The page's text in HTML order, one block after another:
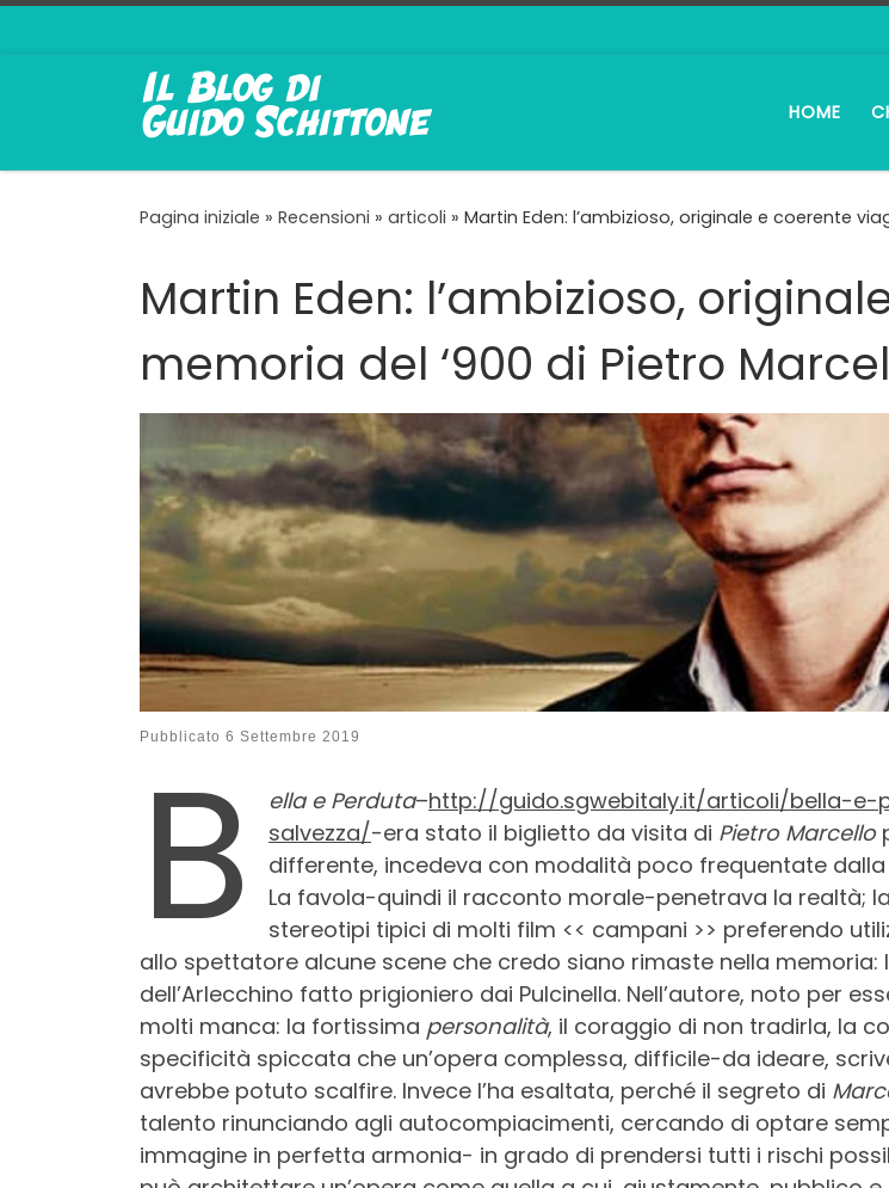
HOME
Pagina iniziale » Recensioni » articoli » Martin Eden: l’ambizioso, originale e coerente
Martin Eden: l’ambizioso,
memoria del ‘900 di Pietro
Pubblicato 6 Settembre 2019
B ella e Perduta–http://guido.sgwebitaly.it/articoli/bella-
salvezza/-era stato il biglietto da visita di Pietro Marcello
differente, incedeva con modalità poco frequentate
La favola-quindi il racconto morale-penetrava la realtà;
stereotipi tipici di molti film << campani >> preferendo
allo spettatore alcune scene che credo siano rimaste nella
dell’Arlecchino fatto prigioniero dai Pulcinella. Nell’autore, noto per
molti manca: la fortissima personalità, il coraggio di non tradirla, la
specificità spiccata che un’opera complessa, difficile-da ideare,
avrebbe potuto scalfire. Invece l’ha esaltata, perché il segreto di
talento rinunciando agli autocompiacimenti, cercando di optare
immagine in perfetta armonia- in grado di prendersi tutti i rischi